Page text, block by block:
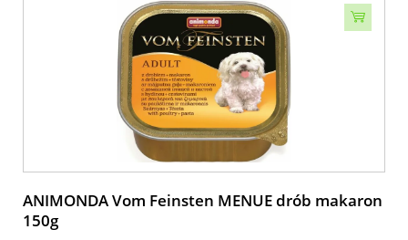
ANIMONDA Vom Feinsten MENUE drób makaron
150g